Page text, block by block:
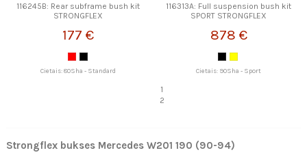
116245B: Rear subframe bush kit
STRONGFLEX
177 €
Cietais: 80Sha - Standard
116313A: Full suspension bush kit
SPORT STRONGFLEX
878 €
Cietais: 90Sha - Sport
1
2
Strongflex bukses Mercedes W201 190 (90-94)